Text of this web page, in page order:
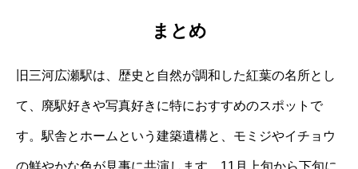
まとめ
旧三河広瀬駅は、歴史と自然が調和した紅葉の名所とし
て、廃駅好きや写真好きに特におすすめのスポットで
す。駅舎とホームという建築遺構と、モミジやイチョウ
の鮮やかな色が見事に共演します。11月上旬から下旬に